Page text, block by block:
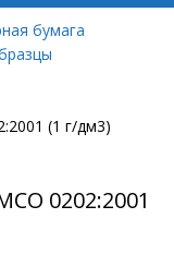
бумага
(1 г/дм3)
0202:2001